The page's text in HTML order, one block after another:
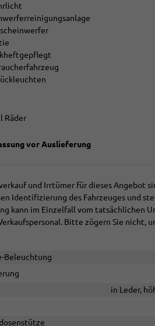
Räder
vor Auslieferung
und Irrtümer für dieses Angebot
Identifizierung des Fahrzeuges und
kann im Einzelfall vom tatsächlichen
Bitte zögern Sie nicht,
Beleuchtung
in Leder,